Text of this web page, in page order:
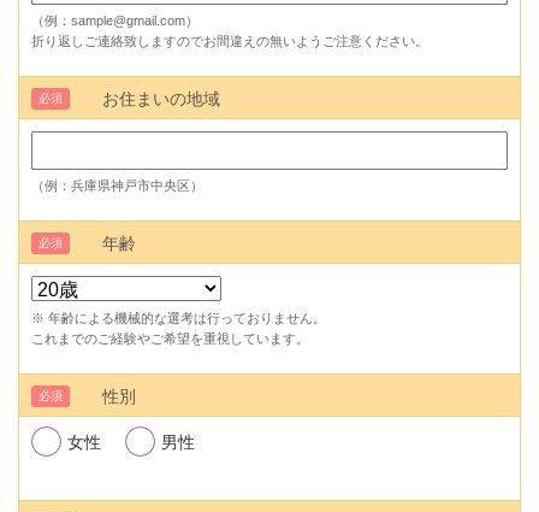
（例：sample@gmail.com）
折り返しご連絡致しますのでお間違えの無いようご注意ください。
お住まいの地域
必須
（例：兵庫県神戸市中央区）
年齢
必須
※ 年齢による機械的な選考は行っておりません。
これまでのご経験やご希望を重視しています。
性別
必須
女性 男性